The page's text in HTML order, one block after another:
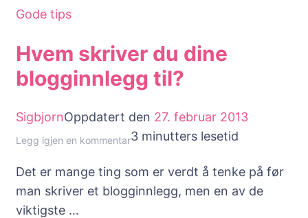
Gode tips
Hvem skriver du dine
blogginnlegg til?
SigbjornOppdatert den 27. februar 2013
Legg igjen en kommentartil
skriver
du
3 minutters lesetid
Det er mange ting som er verdt å tenke på før
man skriver et blogginnlegg, men en av de
viktigste …